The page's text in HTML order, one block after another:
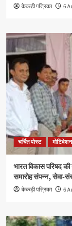
केकड़ी पत्रिका 6
चर्चित पोस्ट मोटिवेशन
भारत विकास परिषद की
समारोह संपन्न, सेवा-
केकड़ी पत्रिका 6